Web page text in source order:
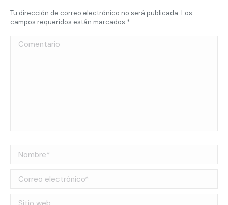
Tu dirección de correo electrónico no será publicada. Los
campos requeridos están marcados *
Comentario
Nombre *
Correo electrónico *
Sitio web